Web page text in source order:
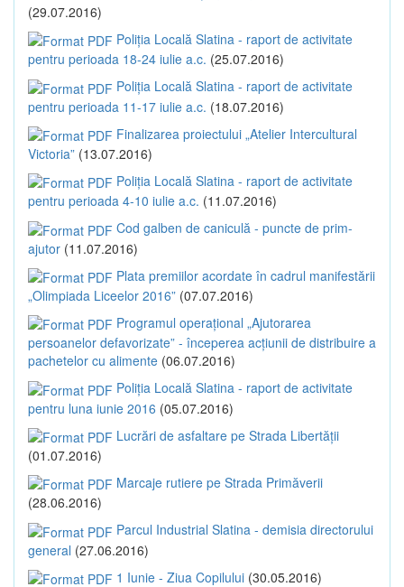
(29.07.2016)
Poliția Locală Slatina - raport de activitate
pentru perioada 18-24 iulie a.c. (25.07.2016)
Poliția Locală Slatina - raport de activitate
pentru perioada 11-17 iulie a.c. (18.07.2016)
Finalizarea proiectului „Atelier Intercultural
Victoria” (13.07.2016)
Poliția Locală Slatina - raport de activitate
pentru perioada 4-10 iulie a.c. (11.07.2016)
Cod galben de caniculă - puncte de prim-
ajutor (11.07.2016)
Plata premiilor acordate în cadrul manifestării
„Olimpiada Liceelor 2016” (07.07.2016)
Programul operațional „Ajutorarea
persoanelor defavorizate” - începerea acțiunii de distribuire a
pachetelor cu alimente (06.07.2016)
Poliția Locală Slatina - raport de activitate
pentru luna iunie 2016 (05.07.2016)
Lucrări de asfaltare pe Strada Libertății
(01.07.2016)
Marcaje rutiere pe Strada Primăverii
(28.06.2016)
Parcul Industrial Slatina - demisia directorului
general (27.06.2016)
1 Iunie - Ziua Copilului (30.05.2016)